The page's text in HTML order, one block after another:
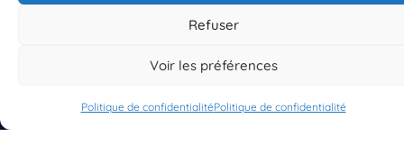
Refuser
Voir les préférences
Politique de confidentialitéPolitique de confidentialité
S'INSCRIRE À LA NEWSLETTER
PLANÈTE MER